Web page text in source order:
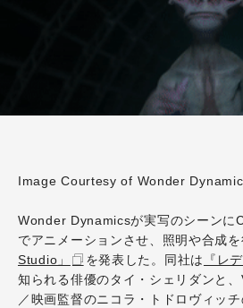
Image Courtesy of Wonder
Wonder Dynamicsが実写のシーンに
でアニメーションさせ、照明や合成
Studio」
を発表した。同社は 『レ
知られる俳優のタイ・シェリダンと
／映画監督のニコラ・トドロヴィッ